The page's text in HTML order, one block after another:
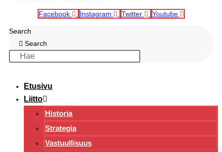
Facebook Instagram Twitter Youtube
Search
Search
Etusivu
Liitto
Historia
Strategia
Vastuullisuus